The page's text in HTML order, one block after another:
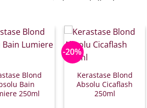
Blond
Bain
250ml
-20%
Kerastase Blond
Absolu Cicaflash
250ml